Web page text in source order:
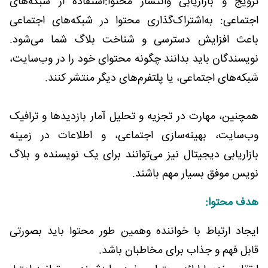
اجتماعی: به‌اشتراک‌گذاری محتوا در شبکه‌های اجتماعی
باعث افزایش دسترسی و شناخت بلاگ شما می‌شود.
نویسندگان باید بدانند چگونه محتوای خود را در وب‌سایت،
شبکه‌های اجتماعی، یا پلتفرم‌های دیگر منتشر کنند.
همچنین، مهارت در تجزیه و تحلیل آمار بازدیدها و ترافیک
وب‌سایت، بهینه‌سازی اجتماعی، و اطلاعات در زمینه
بازاریابی دیجیتال نیز می‌توانند برای یک نویسنده و بلاگ
نویس موفق بسیار مهم باشند.
هدف محتوا:
ایجاد ارتباط با خواننده وهمین طور محتوا باید بصورتی
قابل فهم و جذاب برای مخاطبان باشد.